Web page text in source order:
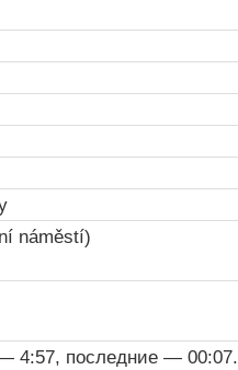
náměstí)
4:57, последние — 00:07.